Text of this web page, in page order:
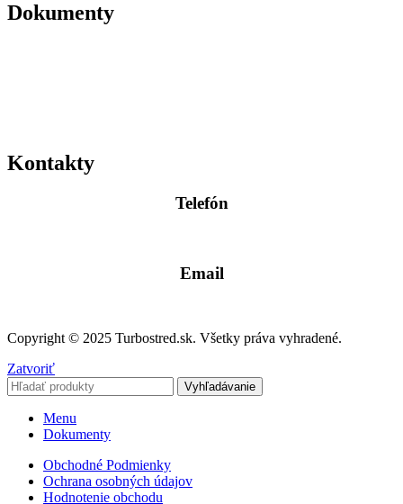
Dokumenty
Kontakty
Telefón
Email
Copyright © 2025 Turbostred.sk. Všetky práva vyhradené.
Zatvoriť
Vyhľadávanie
Menu
Dokumenty
Obchodné Podmienky
Ochrana osobných údajov
Hodnotenie obchodu